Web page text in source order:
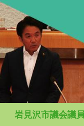
岩見沢市議会議